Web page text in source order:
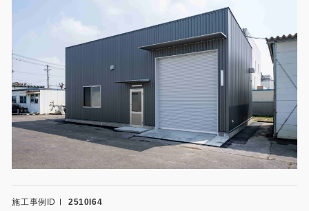
ニュース一覧
用途から探す
事務所・作業場
倉庫・工場
店舗
ナガワについて知る
展示場を探す
施工事例
あなたにナガワがお薦めの理由
Webカタログ
施工事例ID 2510I64